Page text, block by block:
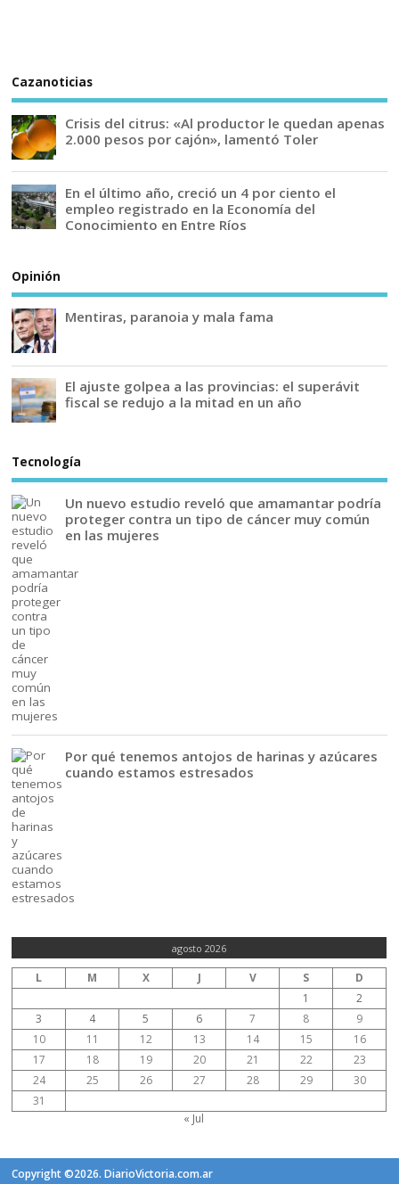
Cazanoticias
Crisis del citrus: «Al productor le quedan apenas
2.000 pesos por cajón», lamentó Toler
En el último año, creció un 4 por ciento el
empleo registrado en la Economía del
Conocimiento en Entre Ríos
Opinión
Mentiras, paranoia y mala fama
El ajuste golpea a las provincias: el superávit
fiscal se redujo a la mitad en un año
Tecnología
Un nuevo estudio reveló que amamantar podría
proteger contra un tipo de cáncer muy común
en las mujeres
Por qué tenemos antojos de harinas y azúcares
cuando estamos estresados
agosto 2026
L M X J V S
D
1
2
3
4 5 6 7 8
9
10
11 12 13 14 15
16
17
18 19 20 21 22
23
24
25 26 27 28 29
30
31
« Jul
Copyright ©2026. DiarioVictoria.com.ar